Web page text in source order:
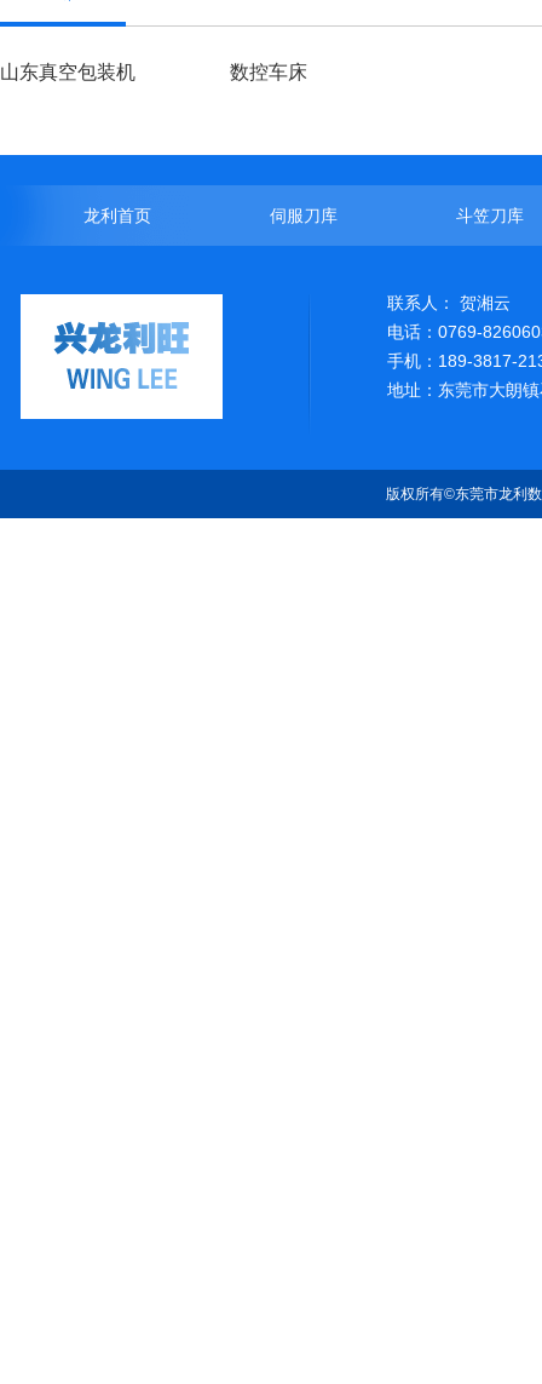
山东真空包装机 数控车床
龙利首页 伺服刀库 斗笠刀库
联系人： 贺湘云
电话：0769-
手机：189-3817-
地址：东莞市大朗
版权所有©东莞市龙利